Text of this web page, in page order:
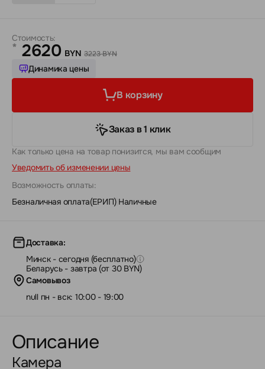
Стоимость:
* 2620 BYN 3223 BYN
Динамика цены
В корзину
Заказ в 1 клик
Как только цена на товар понизится, мы вам сообщим
Уведомить об изменении цены
Возможность оплаты:
Безналичная оплата(ЕРИП)| Наличные
Доставка:
Минск - сегодня (бесплатно)
Беларусь - завтра (от 30 BYN)
Самовывоз
null пн - вск: 10:00 - 19:00
Описание
Камера